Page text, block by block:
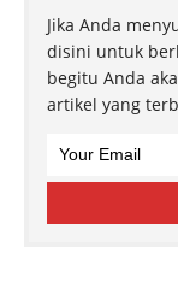
Jika Anda
disini untuk
begitu Anda
artikel yang